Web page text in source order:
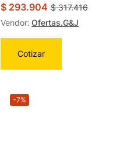
$ 293.904 $317.416
Vendor: Ofertas.G&J
Cotizar
-7%